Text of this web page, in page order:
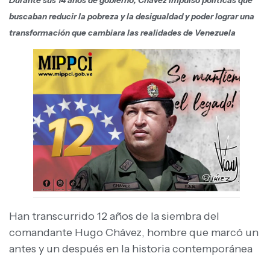
buscaban reducir la pobreza y la desigualdad y poder lograr una
transformación que cambiara las realidades de Venezuela
Han transcurrido 12 años de la siembra del
comandante Hugo Chávez, hombre que marcó un
antes y un después en la historia contemporánea